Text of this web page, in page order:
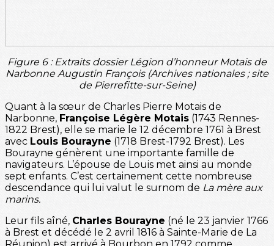
Figure 6 : Extraits dossier Légion d’honneur Motais de
Narbonne Augustin François (Archives nationales ; site
de Pierrefitte-sur-Seine)
Quant à la sœur de Charles Pierre Motais de
Narbonne, Françoise Légère Motais (1743 Rennes-
1822 Brest), elle se marie le 12 décembre 1761 à Brest
avec Louis Bourayne (1718 Brest-1792 Brest). Les
Bourayne génèrent une importante famille de
navigateurs. L’épouse de Louis met ainsi au monde
sept enfants. C’est certainement cette nombreuse
descendance qui lui valut le surnom de La mère aux
marins.
Leur fils aîné, Charles Bourayne (né le 23 janvier 1766
à Brest et décédé le 2 avril 1816 à Sainte-Marie de La